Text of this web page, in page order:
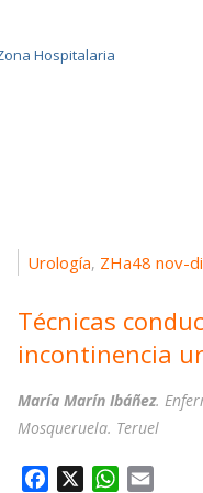
Urología, ZHa48 nov-
Técnicas
incontinencia
María Marín Ibáñez.
Mosqueruela. Teruel
W